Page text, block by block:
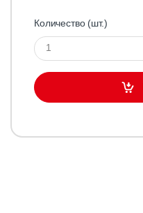
Количество (шт.)